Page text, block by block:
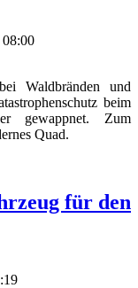
Waldbränden und
beim
gewappnet. Zum
Quad.
für den